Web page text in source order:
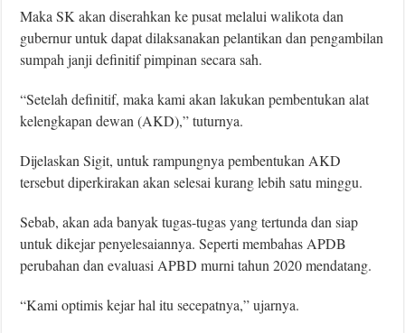
Maka SK akan diserahkan ke pusat melalui walikota dan
gubernur untuk dapat dilaksanakan pelantikan dan pengambilan
sumpah janji definitif pimpinan secara sah.
“Setelah definitif, maka kami akan lakukan pembentukan alat
kelengkapan dewan (AKD),” tuturnya.
Dijelaskan Sigit, untuk rampungnya pembentukan AKD
tersebut diperkirakan akan selesai kurang lebih satu minggu.
Sebab, akan ada banyak tugas-tugas yang tertunda dan siap
untuk dikejar penyelesaiannya. Seperti membahas APDB
perubahan dan evaluasi APBD murni tahun 2020 mendatang.
“Kami optimis kejar hal itu secepatnya,” ujarnya.